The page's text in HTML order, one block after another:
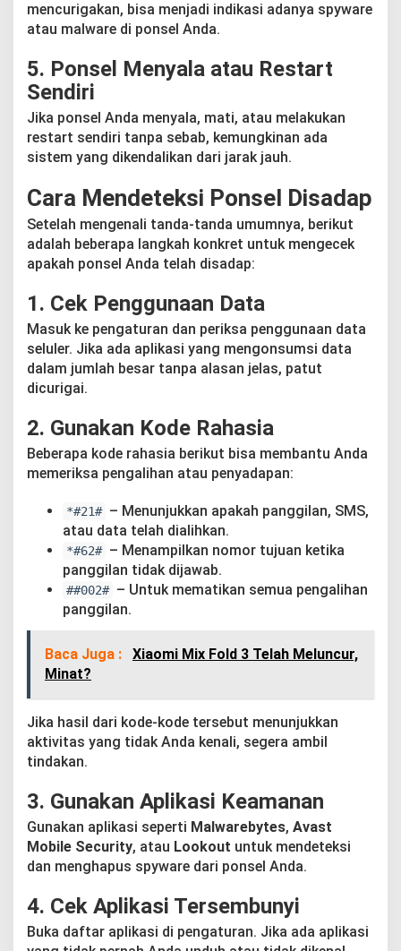
mencurigakan, bisa menjadi indikasi adanya spyware
atau malware di ponsel Anda.
5. Ponsel Menyala atau Restart
Sendiri
Jika ponsel Anda menyala, mati, atau melakukan
restart sendiri tanpa sebab, kemungkinan ada
sistem yang dikendalikan dari jarak jauh.
Cara Mendeteksi Ponsel Disadap
Setelah mengenali tanda-tanda umumnya, berikut
adalah beberapa langkah konkret untuk mengecek
apakah ponsel Anda telah disadap:
1. Cek Penggunaan Data
Masuk ke pengaturan dan periksa penggunaan data
seluler. Jika ada aplikasi yang mengonsumsi data
dalam jumlah besar tanpa alasan jelas, patut
dicurigai.
2. Gunakan Kode Rahasia
Beberapa kode rahasia berikut bisa membantu Anda
memeriksa pengalihan atau penyadapan:
*#21# – Menunjukkan apakah panggilan, SMS,
atau data telah dialihkan.
*#62# – Menampilkan nomor tujuan ketika
panggilan tidak dijawab.
##002# – Untuk mematikan semua pengalihan
panggilan.
Baca Juga :
Xiaomi Mix Fold 3 Telah Meluncur,
Minat?
Jika hasil dari kode-kode tersebut menunjukkan
aktivitas yang tidak Anda kenali, segera ambil
tindakan.
3. Gunakan Aplikasi Keamanan
Gunakan aplikasi seperti Malwarebytes, Avast
Mobile Security, atau Lookout untuk mendeteksi
dan menghapus spyware dari ponsel Anda.
4. Cek Aplikasi Tersembunyi
Buka daftar aplikasi di pengaturan. Jika ada aplikasi